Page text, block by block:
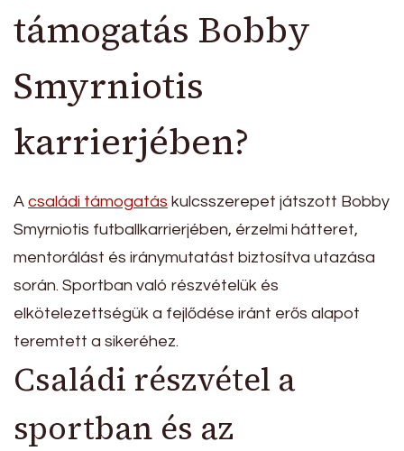
támogatás Bobby
Smyrniotis
karrierjében?
A családi támogatás kulcsszerepet játszott Bobby
Smyrniotis futballkarrierjében, érzelmi hátteret,
mentorálást és iránymutatást biztosítva utazása
során. Sportban való részvételük és
elkötelezettségük a fejlődése iránt erős alapot
teremtett a sikeréhez.
Családi részvétel a
sportban és az